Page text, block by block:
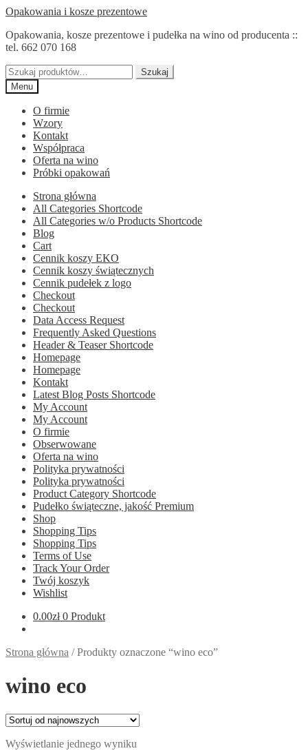
Przejdź
nawigacji
Przejdź
treści
Opakowania i kosze prezentowe
Opakowania, kosze prezentowe i pudełka na wino od producenta ::
tel. 662 070 168
Szukaj:
Szukaj
Menu
O firmie
Wzory
Kontakt
Współpraca
Oferta na wino
Próbki opakowań
Strona główna
All Categories Shortcode
All Categories w/o Products Shortcode
Blog
Cart
Cennik koszy EKO
Cennik koszy świątecznych
Cennik pudełek z logo
Checkout
Checkout
Data Access Request
Frequently Asked Questions
Header & Teaser Shortcode
Homepage
Homepage
Kontakt
Latest Blog Posts Shortcode
My Account
My Account
O firmie
Obserwowane
Oferta na wino
Polityka prywatności
Polityka prywatności
Product Category Shortcode
Pudełko świąteczne, jakość Premium
Shop
Shopping Tips
Shopping Tips
Terms of Use
Track Your Order
Twój koszyk
Wishlist
0.00zł 0 Produkt
Strona główna /Produkty oznaczone “wino eco”
wino eco
Wyświetlanie jednego wyniku